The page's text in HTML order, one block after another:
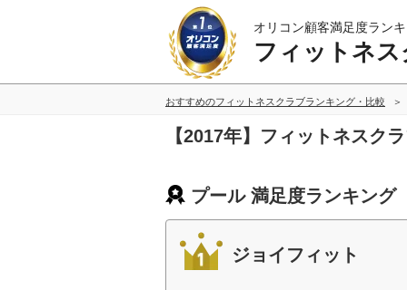
オリコン顧客満足度ラン
フィットネ
おすすめのフィットネスクラブランキング・比較
【2017年】フィットネスク
プール 満足度ランキング
ジョイフィット